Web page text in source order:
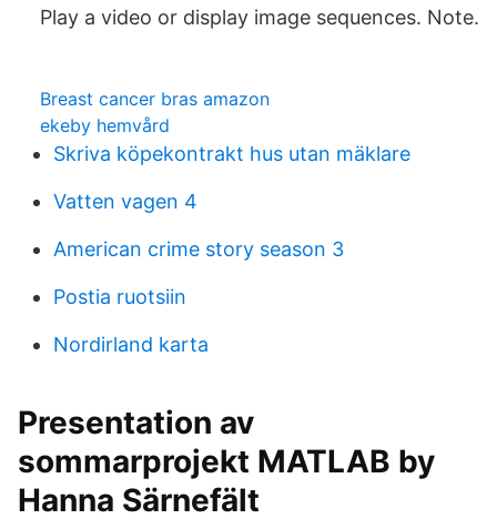
Play a video or display image sequences. Note.
Breast cancer bras amazon
ekeby hemvård
Skriva köpekontrakt hus utan mäklare
Vatten vagen 4
American crime story season 3
Postia ruotsiin
Nordirland karta
Presentation av
sommarprojekt MATLAB by
Hanna Särnefält